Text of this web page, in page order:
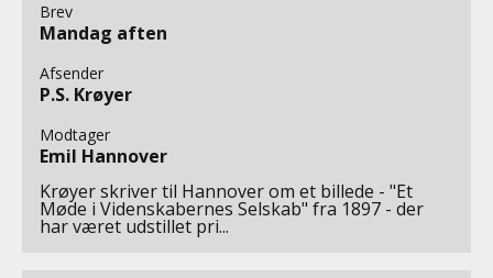
Brev
Mandag aften
Afsender
P.S. Krøyer
Modtager
Emil Hannover
Krøyer skriver til Hannover om et billede - "Et
Møde i Videnskabernes Selskab" fra 1897 - der
har været udstillet pri...